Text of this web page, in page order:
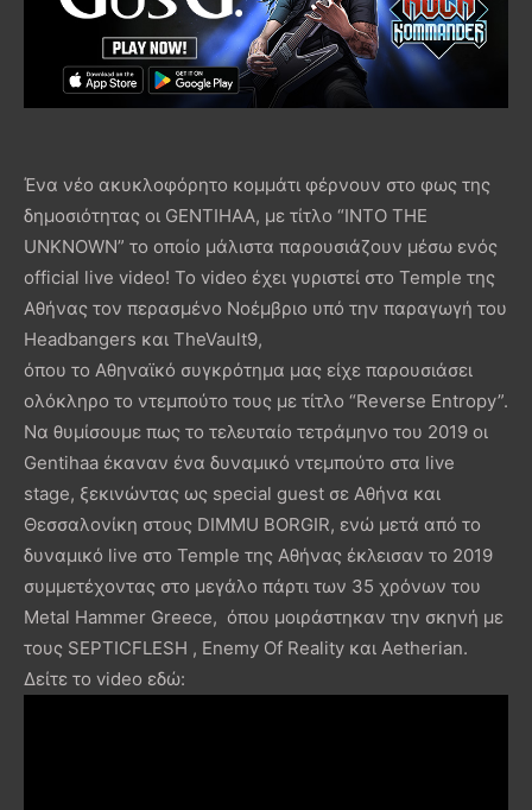
Ένα νέο ακυκλοφόρητο κομμάτι φέρνουν στο φως της
δημοσιότητας οι GENTIHAA, με τίτλο “ΙΝΤΟ ΤΗΕ
UNKNOWN” το οποίο μάλιστα παρουσιάζουν μέσω ενός
official live video! Το video έχει γυριστεί στο Temple της
Aθήνας τον περασμένο Νοέμβριο υπό την παραγωγή του
Headbangers και TheVault9,
όπου το Αθηναϊκό συγκρότημα μας είχε παρουσιάσει
ολόκληρο το ντεμπούτο τους με τίτλο “Reverse Entropy”.
Να θυμίσουμε πως το τελευταίο τετράμηνο του 2019 οι
Gentihaa έκαναν ένα δυναμικό ντεμπούτο στα live
stage, ξεκινώντας ως special guest σε Αθήνα και
Θεσσαλονίκη στους DIMMU BORGIR, ενώ μετά από το
δυναμικό live στο Temple της Αθήνας έκλεισαν το 2019
συμμετέχοντας στο μεγάλο πάρτι των 35 χρόνων του
Metal Hammer Greece, όπου μοιράστηκαν την σκηνή με
τους SEPTICFLESH , Enemy Of Reality και Αetherian.
Δείτε το video εδώ: